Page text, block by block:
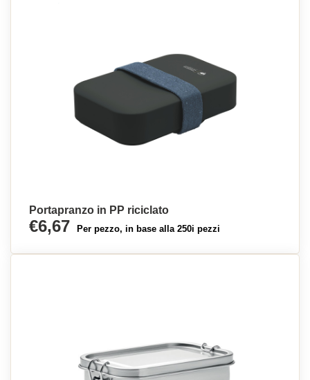
Portapranzo in PP riciclato
€6,67 Per pezzo, in base alla 250i pezzi